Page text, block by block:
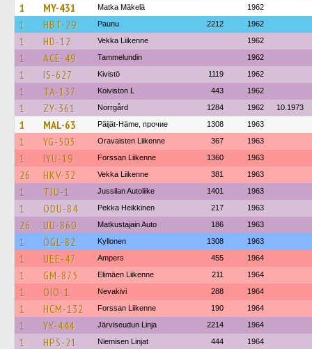
1 MY-431 Matka Mäkelä 1962
1 HBT-29 Paunu 2212 1962
1 HD-12 Vekka Liikenne 1962
1 ACE-49 Tammelundin 1962
1 IS-627 Kivistö 1119 1962
1 TA-137 Koiviston L 443 1962
1 ZY-361 Norrgård 1284 1962 10.1973
1 MAL-63 Päijät-Häme, прочие 1308 1963
1 YG-503 Oravaisten Liikenne 367 1963
1 IYU-19 Forssan Liikenne 1360 1963
26 HKV-32 Vekka Liikenne 381 1963
1 TJU-1 Jussilan Autoliike 1401 1963
1 ODU-84 Pekka Heikkinen 217 1963
26 UU-860 Matkustajain Auto 186 1963
1 OGL-82 Kyllonen 1308 1963
1 UEE-47 Ampers 455 1964
1 GM-875 Elimäen Liikenne 211 1964
1 OIO-1 Nevakivi 288 1964
1 HCM-132 Forssan Liikenne 190 1964
1 YY-444 Järviseudun Linja 2214 1964
1 HPS-21 Niemisen Linjat 444 1964